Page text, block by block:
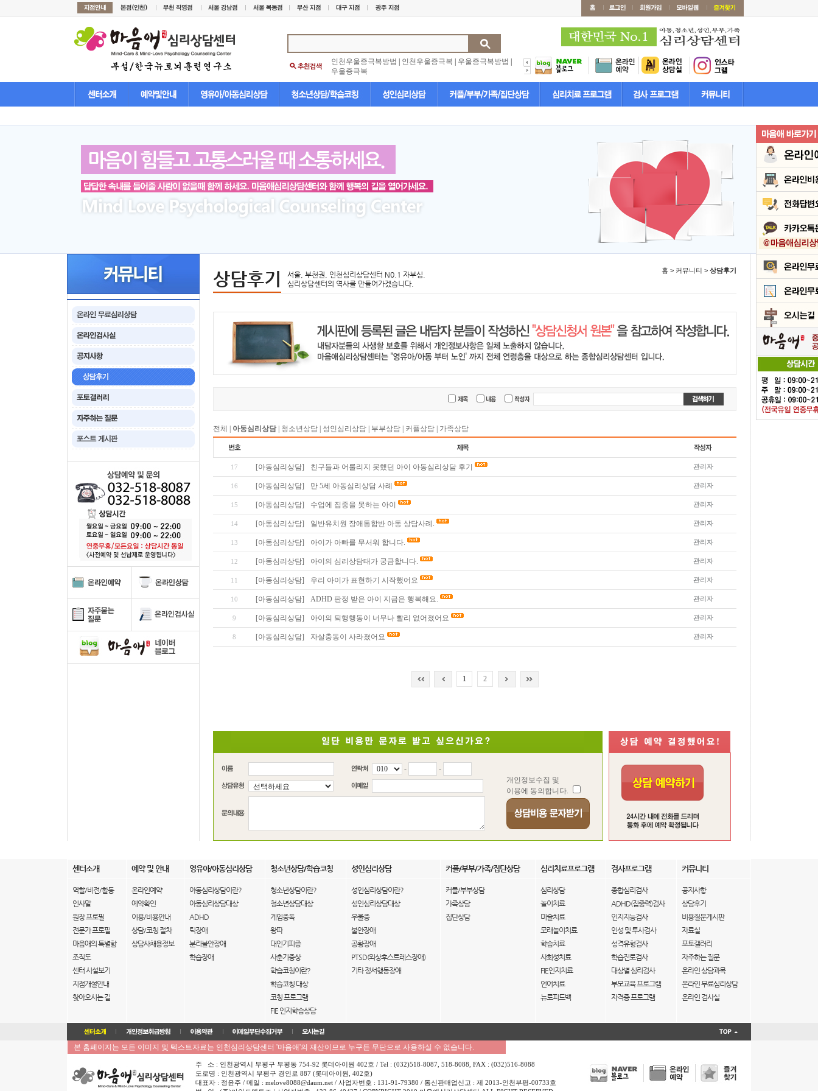
인천우울증극복방법 인천우울증극복 우울증극복방법
우울증극복
상담후기
서울, 부천권, 인천심리상담센터 N0.1 자부심.
심리상담센터의 역사를 만들어가겠습니다.
홈 > 커뮤니티 > 상담후기
전체 아동심리상담| 청소년상담 성인심리상담 부부상담 커플상담 가족상담
17 [아동심리상담] 친구들과 어룰리지 못했던 아이 아동심리상담 후기 관리자
16 [아동심리상담] 만 5세 아동심리상담 사례 관리자
15 [아동심리상담] 수업에 집중을 못하는 아이 관리자
14 [아동심리상담] 일반유치원 장애통합반 아동 상담사례. 관리자
13 [아동심리상담] 아이가 아빠를 무서워 합니다. 관리자
12 [아동심리상담] 아이의 심리상담태가 궁금합니다. 관리자
11 [아동심리상담] 우리 아이가 표현하기 시작했어요 관리자
10 [아동심리상담] ADHD 판정 받은 아이 지금은 행복해요. 관리자
9 [아동심리상담] 아이의 퇴행행동이 너무나 빨리 없어졌어요 관리자
8 [아동심리상담] 자살충동이 사라졌어요 관리자
1 2
-
-
개인정보수집 및
이용에 동의합니다.
센터소개 예약 및 안내 영유아/아동심리상담 청소년상담/학습코칭 성인심리상담 커플/부부/가족/집단상담 심리치료프로그램 검사프로그램 커뮤니티
역할/비전/활동
인사말
원장 프로필
전문가 프로필
마음애의 특별함
조직도
센터 시설보기
지점개설안내
찾아오시는 길
온라인예약
예약확인
이용/비용안내
상담/코칭 절차
상담사채용정보
아동심리상담이란?
아동심리상담대상
ADHD
틱장애
분리불안장애
학습장애
청소년상담이란?
청소년상담대상
게임중독
왕따
대인기피증
사춘기증상
학습코칭이란?
학습코칭 대상
코칭 프로그램
FIE 인지학습상담
성인심리상담이란?
성인심리상담대상
우울증
불안장애
공황장애
PTSD(외상후스트레스장애)
기타 정서행동장애
커플/부부상담
가족상담
집단상담
심리상담
놀이치료
미술치료
모래놀이치료
학습치료
사회성치료
FIE인지치료
언어치료
뉴로피드백
종합심리검사
ADHD(집중력)검사
인지지능검사
인성 및 투사검사
성격유형검사
학습진로검사
대상별 심리검사
부모교육 프로그램
자격증 프로그램
공지사항
상담후기
비용질문게시판
자료실
포토갤러리
자주하는 질문
온라인 상담과목
온라인 무료심리상담
온라인 검사실
본 홈페이지는 모든 이미지 및 텍스트자료는 인천심리상담센터 '마음애'의 재산이므로 누구든 무단으로 사용하실 수 없습니다.
주 소 : 인천광역시 부평구 부평동 754-92 롯데아이원 402호 / Tel : (032)518-8087, 518-8088, FAX : (032)516-8088
도로명 : 인천광역시 부평구 경인로 887 (롯데아이원, 402호)
대표자 : 정윤주 / 메일 : melove8088@daum.net / 사업자번호 : 131-91-79380 / 통신판매업신고 : 제 2013-인천부평-00733호